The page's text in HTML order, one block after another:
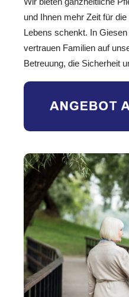
und Ihnen mehr Zeit für
Lebens schenkt. In
vertrauen Familien auf
Betreuung, die Sicherheit